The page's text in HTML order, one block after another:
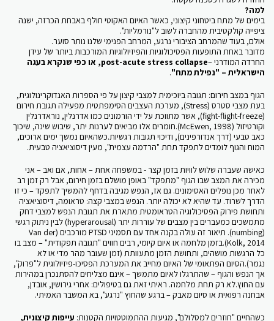
למה?
בימים של מתח ביטחוני קיצוני, כאשר האיום האקוטי חולף באבחת הכרזה, ישנה
ציפייה קולקטיבית מהחברה לשוב ל"נורמליות".
אולם, בעוד שהמרחב הציבורי נרגע, המרחב הפנימי שלנו נותר סוער.
מדובר באחת התופעות הפסיכולוגיות והפיזיולוגיות המורכבות ביותר של עידן
החרדה המודרני –
post-acute stress collapse, או כפי שנקרא בעגה
הישראלית – "נפילת מתח".
הגוף במצב חירום: תגובה ביוכימית למצבי קיצון על פי הספרות האנדוקרינולוגית,
בעת מצבי סטרס (Stress), מערכת העצבים הסימפתטית מפעילה תגובת חירום
(fight-flight-freeze), אשר מתווכת על ידי הורמונים כמו אדרנלין, נוראדרנלין
וקורטיזול (McEwen, 1998).חומרים אלו מביאים לערנות יתר, שיבוש שינה, שיכוך
כאב טבעי (דרך אנדורפינים), ודיכוי תגובות רגשיות.כשהאיום נמשך ימים ארוכים,
המוח והגוף לומדים לתפקד תחת "הרדמה עצמית", מעין דיסוציאציה טבעית.
כאישה שעברה שלוש לוויות בזמן קצר - במשפחה אחת – אחות, אם ואב – אני
מכירה את המצב שבו הגוף "מתפקד" באופן מושלם בזמן חירום, אבל רק זמן רב
לאחר מכן נופלים האסימונים. גם אז, הנפש מגיבה בדחף להמשיך לתפקד – כי זו
הדרך לשרוד. עד שהיא לא יכולה יותר. הנפש במצבי קצה: טראומה, דיסוציאציה
ותחושת פירוק הפסיכולוגיה הטראומטית מתארת את תגובת הנפש למצבי דחק
מתמשכים כמעברים בין מצבים של עוררות יתר (hyperarousal) לבין ניתוק רגשי
(numbing). תיאור זה עולה בקנה אחד עם תסמיני PTSD מורכבים (Van der
Kolk, 2014).בזמן מלחמה או איום קיומי, רבים חווים "תגובה תפקודית" – מצב בו
כל הרגשות מושהים, ותחושת הזמן מתעוותת (זמן שעובר מהר מדי או לא
נגמר).הסיום הפתאומי של האיום מחייב את המערכת הפסיכו-פיזיולוגית ל"פרוק",
אך הנפש והגוף – שהתרגלו לאיום מתמשך – אינם מצליחים להסתנכרן במהירות
עם החוץ.לא רק תחת מלחמה. ראיתי זאת גם בטיפולים: אחרי גירושין, אובדן,
אבחנה רפואית או סיום מאבק – ברגע שהחוץ "נרגע", בא המשבר האמיתי.
כשהחיים "חוזרים למסלולם", מגיעות ההתמוטטויות הקטנות: עייפות קיצונית,